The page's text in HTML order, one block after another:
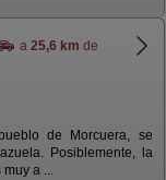
a 25,6 km de
de Morcuera, se
Posiblemente, la
a ...